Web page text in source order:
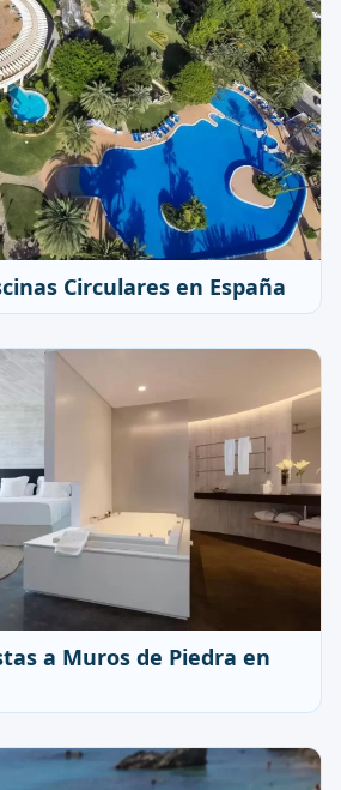
Circulares en España
a Muros de Piedra en